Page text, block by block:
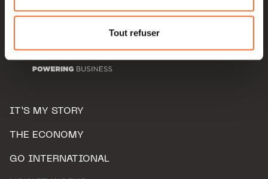
Pour de plus amples informations sur la manière dont
nous utilisons lescookies et sommes amenés à traiter
Charte d’usage des cookieset notrePolitique de
protection des données personnelles.
Tout refuser
IT’S MY STORY
THE ECONOMY
GO INTERNATIONAL